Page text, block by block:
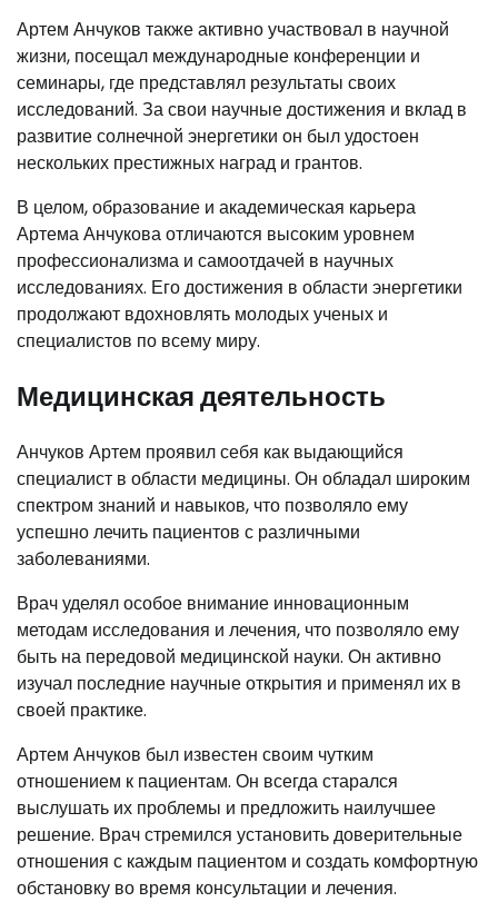
Артем Анчуков также активно участвовал в научной
жизни, посещал международные конференции и
семинары, где представлял результаты своих
исследований. За свои научные достижения и вклад в
развитие солнечной энергетики он был удостоен
нескольких престижных наград и грантов.
В целом, образование и академическая карьера
Артема Анчукова отличаются высоким уровнем
профессионализма и самоотдачей в научных
исследованиях. Его достижения в области энергетики
продолжают вдохновлять молодых ученых и
специалистов по всему миру.
Медицинская деятельность
Анчуков Артем проявил себя как выдающийся
специалист в области медицины. Он обладал широким
спектром знаний и навыков, что позволяло ему
успешно лечить пациентов с различными
заболеваниями.
Врач уделял особое внимание инновационным
методам исследования и лечения, что позволяло ему
быть на передовой медицинской науки. Он активно
изучал последние научные открытия и применял их в
своей практике.
Артем Анчуков был известен своим чутким
отношением к пациентам. Он всегда старался
выслушать их проблемы и предложить наилучшее
решение. Врач стремился установить доверительные
отношения с каждым пациентом и создать комфортную
обстановку во время консультации и лечения.